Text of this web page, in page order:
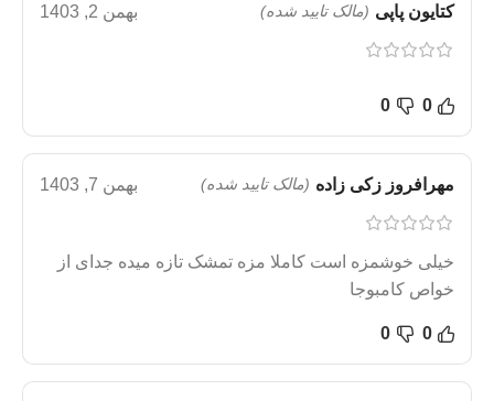
کتایون پاپی (مالک تایید شده) بهمن 2, 1403
0
0
مهرافروز زکی زاده (مالک تایید شده) بهمن 7, 1403
خیلی خوشمزه است کاملا مزه تمشک تازه میده جدای از
خواص کامبوجا
0
0